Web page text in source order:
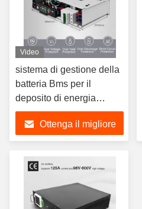
Video
sistema di gestione della
batteria Bms per il
deposito di energia
solare 60S 192V
Ottenga il migliore